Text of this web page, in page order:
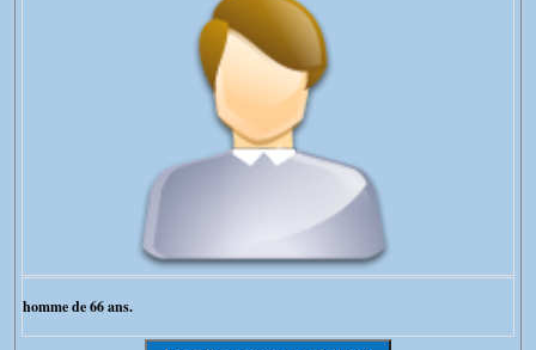
homme de 66 ans.